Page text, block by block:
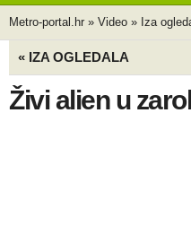
Metro-portal.hr » Video » Iza
« IZA OGLEDALA
Živi alien u